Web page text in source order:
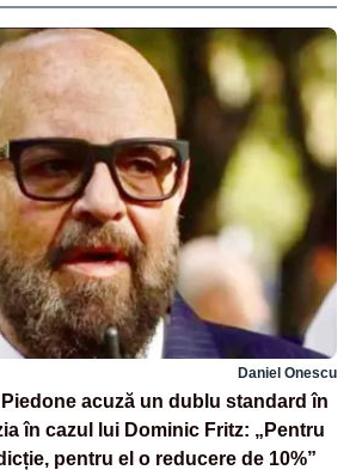
Daniel Onescu
acuză un dublu standard în
în cazul lui Dominic Fritz: „Pentru
pentru el o reducere de 10%”